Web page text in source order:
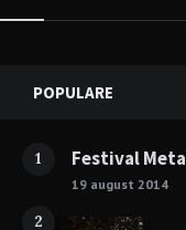
Widgets
POPULARE
1 Festival
19 august 2014
2